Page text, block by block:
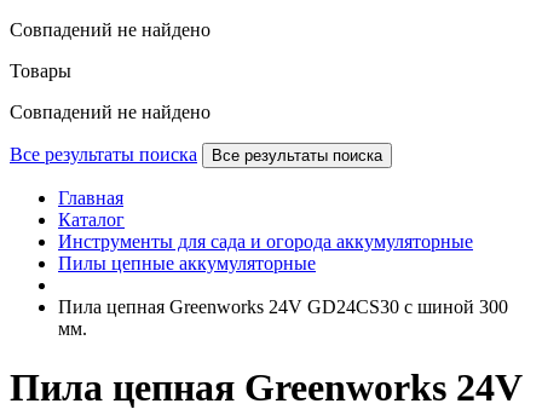
Совпадений не найдено
Товары
Совпадений не найдено
Все результаты поиска Все результаты поиска
Главная
Каталог
Инструменты для сада и огорода аккумуляторные
Пилы цепные аккумуляторные
Пила цепная Greenworks 24V GD24CS30 с шиной 300
мм.
Пила цепная Greenworks 24V